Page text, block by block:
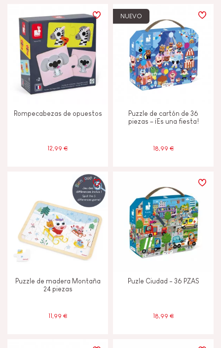
Rompecabezas de opuestos
12,99 €
NUEVO
Puzzle de cartón de 36
piezas – ¡Es una fiesta!
18,99 €
Puzzle de madera Montaña
24 piezas
11,99 €
Puzle Ciudad - 36 PZAS
18,99 €